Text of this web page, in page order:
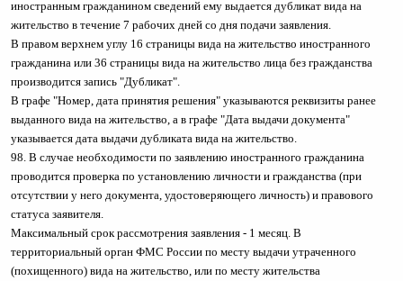
иностранным гражданином сведений ему выдается дубликат вида на
жительство в течение 7 рабочих дней со дня подачи заявления.
В правом верхнем углу 16 страницы вида на жительство иностранного
гражданина или 36 страницы вида на жительство лица без гражданства
производится запись "Дубликат".
В графе "Номер, дата принятия решения" указываются реквизиты ранее
выданного вида на жительство, а в графе "Дата выдачи документа"
указывается дата выдачи дубликата вида на жительство.
98. В случае необходимости по заявлению иностранного гражданина
проводится проверка по установлению личности и гражданства (при
отсутствии у него документа, удостоверяющего личность) и правового
статуса заявителя.
Максимальный срок рассмотрения заявления - 1 месяц. В
территориальный орган ФМС России по месту выдачи утраченного
(похищенного) вида на жительство, или по месту жительства